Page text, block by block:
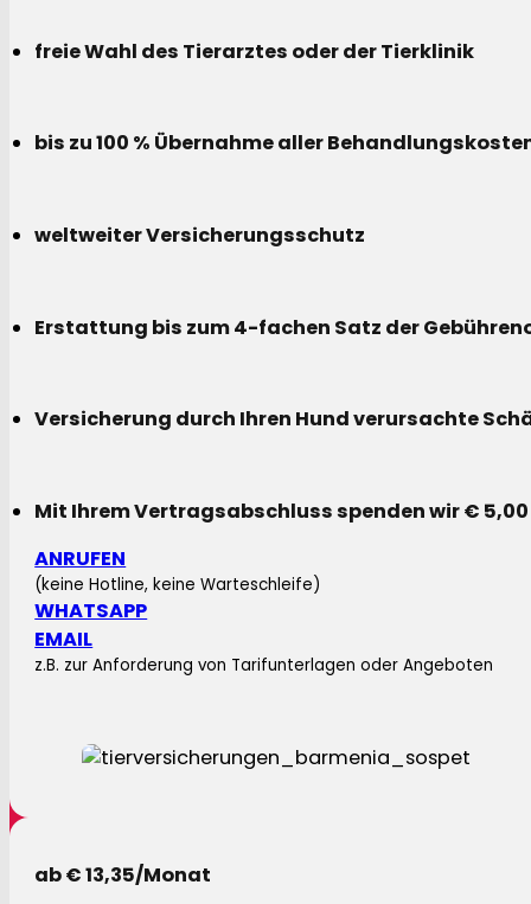
freie Wahl des Tierarztes oder der Tierklinik
bis zu 100 % Übernahme aller
weltweiter Versicherungsschutz
Erstattung bis zum 4-fachen Satz der
Versicherung durch Ihren Hund verursachte
Mit Ihrem Vertragsabschluss spenden wir €
ANRUFEN
(keine Hotline, keine Warteschleife)
WHATSAPP
EMAIL
z.B. zur Anforderung von Tarifunterlagen oder Angeboten
ab € 13,35/Monat